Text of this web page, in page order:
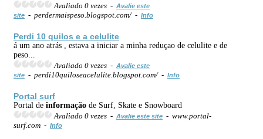
Avaliado 0 vezes - Avalie este
site - perdermaispeso.blogspot.com/ - Info
Perdi 10 quilos e a celulite
á um ano atrás , estava a iniciar a minha reduçao de celulite e de
peso...
Avaliado 0 vezes - Avalie este
site - perdi10quiloseacelulite.blogspot.com/ - Info
Portal surf
Portal de informação de Surf, Skate e Snowboard
Avaliado 0 vezes - Avalie este site - www.portal-
surf.com - Info